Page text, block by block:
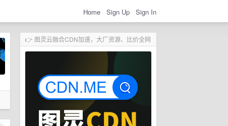
Home Sign Up Sign In
👉 图灵云融合CDN加速，大厂资源、比价全网